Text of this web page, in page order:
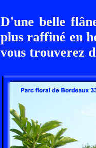
D'une belle
plus raffiné en
vous trouverez